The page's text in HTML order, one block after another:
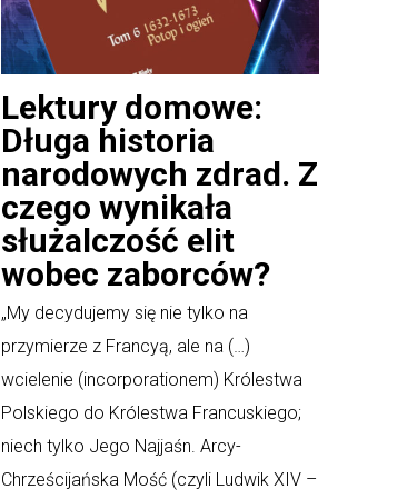
Lektury domowe:
Długa historia
narodowych zdrad. Z
czego wynikała
służalczość elit
wobec zaborców?
„My decydujemy się nie tylko na
przymierze z Francyą, ale na (…)
wcielenie (incorporationem) Królestwa
Polskiego do Królestwa Francuskiego;
niech tylko Jego Najjaśn. Arcy-
Chrześcijańska Mość (czyli Ludwik XIV –